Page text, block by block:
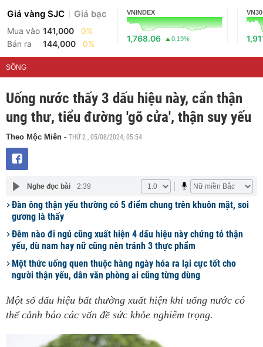
Giá vàng SJC Giá bạc
Mua vào 141,000
0%
Bán ra
144,000 0%
VNINDEX
1,768.06 0.19%
VN30
SỐNG
Uống nước thấy 3 dấu hiệu này, cẩn thận
ung thư, tiểu đường 'gõ cửa', thận suy yếu
Theo Mộc Miên - THỨ 2 , 05/08/2024, 05:54
Nghe đọc bài 2:39
Đàn ông thận yếu thường có 5 điểm chung trên khuôn mặt, soi
gương là thấy
Đêm nào đi ngủ cũng xuất hiện 4 dấu hiệu này chứng tỏ thận
yếu, dù nam hay nữ cũng nên tránh 3 thực phẩm
Một thức uống quen thuộc hàng ngày hóa ra lại cực tốt cho
người thận yếu, dân văn phòng ai cũng từng dùng
Một số dấu hiệu bất thường xuất hiện khi uống nước có
thể cảnh báo các vấn đề sức khỏe nghiêm trọng.